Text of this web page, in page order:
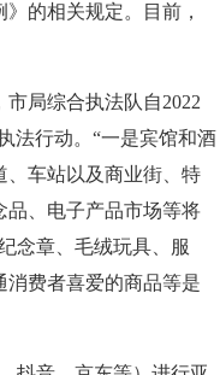
的相关规定。目前，
局综合执法队自2022
法行动。“一是宾馆和酒
、车站以及商业街、特
品、电子产品市场等将
念章、毛绒玩具、服
费者喜爱的商品等是